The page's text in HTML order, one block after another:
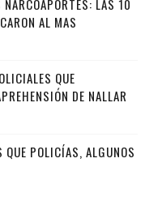
LAS 10
AL MAS
QUE
DE NALLAR
POLICÍAS, ALGUNOS